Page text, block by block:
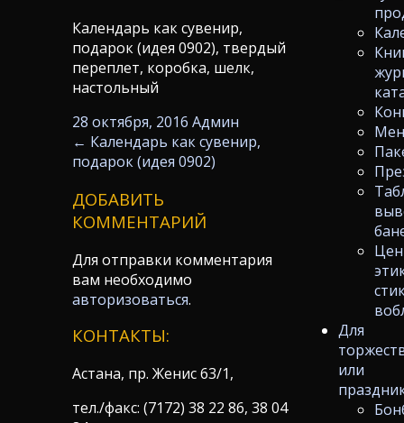
Для
или
Календарь как сувенир,
подарок (идея 0902), твердый
переплет, коробка, шелк,
настольный
28 октября, 2016 Админ
← Календарь как сувенир,
подарок (идея 0902)
ДОБАВИТЬ
КОММЕНТАРИЙ
Для отправки комментария
вам необходимо
авторизоваться.
КОНТАКТЫ:
Астана, пр. Женис 63/1,
тел./факс: (7172) 38 22 86, 38 04